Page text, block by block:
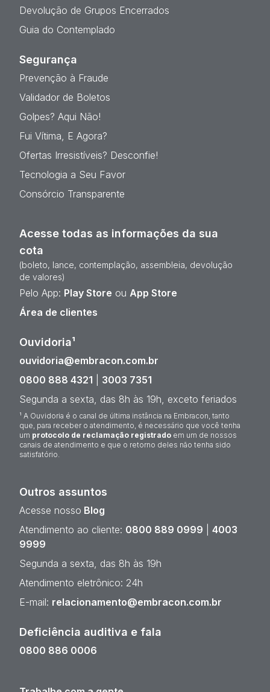
Devolução de Grupos Encerrados
Guia do Contemplado
Segurança
Prevenção à Fraude
Validador de Boletos
Golpes? Aqui Não!
Fui Vítima, E Agora?
Ofertas Irresistíveis? Desconfie!
Tecnologia a Seu Favor
Consórcio Transparente
Acesse todas as informações da sua
cota
(boleto, lance, contemplação, assembleia, devolução
de valores)
Pelo App: Play Store ou App Store
Área de clientes
Ouvidoria¹
ouvidoria@embracon.com.br
0800 888 4321
3003 7351
Segunda a sexta, das 8h às 19h, exceto feriados
¹ A Ouvidoria é o canal de última instância na Embracon, tanto
que, para receber o atendimento, é necessário que você tenha
um protocolo de reclamação registrado em um de nossos
canais de atendimento e que o retorno deles não tenha sido
satisfatório.
Outros assuntos
Acesse nosso Blog
Atendimento ao cliente: 0800 889 0999
4003
9999
Segunda a sexta, das 8h às 19h
Atendimento eletrônico: 24h
E-mail: relacionamento@embracon.com.br
Deficiência auditiva e fala
0800 886 0006